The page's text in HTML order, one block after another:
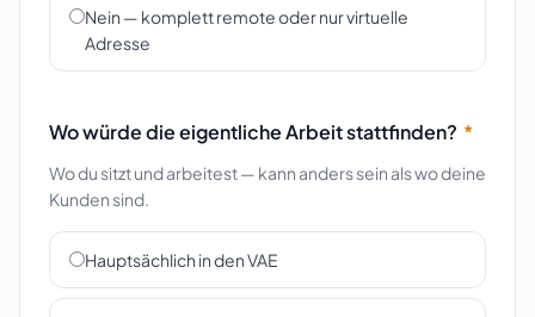
Nein — komplett remote oder nur virtuelle
Adresse
Wo würde die eigentliche Arbeit stattfinden? *
Wo du sitzt und arbeitest — kann anders sein als wo deine
Kunden sind.
Hauptsächlich in den VAE